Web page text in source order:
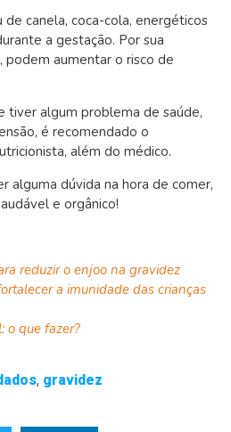
canela, coca-cola, energéticos
a gestação. Por sua
aumentar o risco de
tiver algum problema de saúde,
é recomendado o
além do médico.
alguma dúvida na hora de comer,
e orgânico!
reduzir o enjoo na gravidez
a imunidade das crianças
o que fazer?
, gravidez